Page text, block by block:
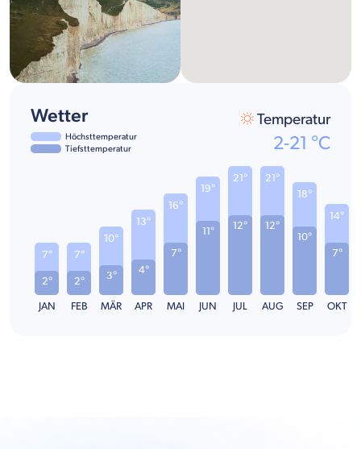
Wetter
Höchsttemperatur
Tiefsttemperatur
Temperatur
2-21 °C
2°
7°
JAN
2°
7°
FEB
3°
10°
MÄR
4°
13°
APR
7°
16°
MAI
11°
19°
JUN
12°
21°
JUL
12°
21°
AUG
10°
18°
SEP
7°
14°
OKT